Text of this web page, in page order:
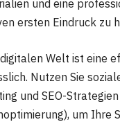
und eine
ersten Eindruck zu
Welt ist eine
Nutzen Sie
und SEO-Strategien
um Ihre